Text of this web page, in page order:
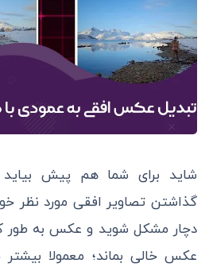
شاید برای شما هم پیش
گذاشتن تصاویر افقی مورد نظر
دچار مشکل شوید و عکس به طور
عکس خالی بماند؛ معمولا بیشتر